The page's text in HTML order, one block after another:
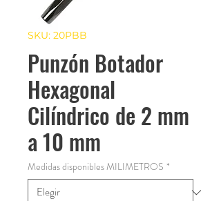
SKU: 20PBB
Punzón Botador
Hexagonal
Cilíndrico de 2 mm
a 10 mm
Medidas disponibles MILIMETROS *